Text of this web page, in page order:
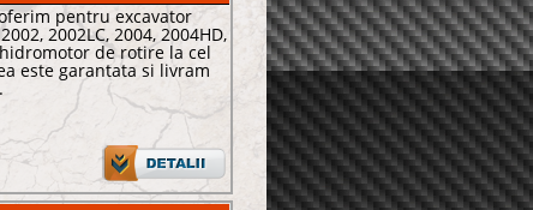
pentru excavator
2002LC, 2004, 2004HD,
hidromotor de rotire la cel
este garantata si livram